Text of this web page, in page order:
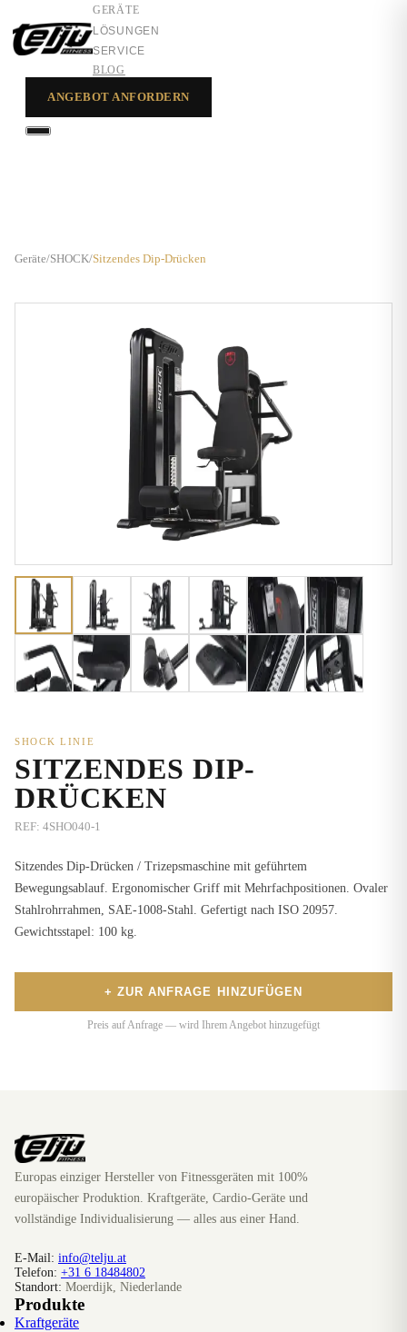
GERÄTE
LÖSUNGEN
SERVICE
BLOG
ANGEBOT ANFORDERN
Geräte/SHOCK/Sitzendes Dip-Drücken
SHOCK LINIE
SITZENDES DIP-
DRÜCKEN
REF: 4SHO040-1
Sitzendes Dip-Drücken / Trizepsmaschine mit geführtem
Bewegungsablauf. Ergonomischer Griff mit Mehrfachpositionen. Ovaler
Stahlrohrrahmen, SAE-1008-Stahl. Gefertigt nach ISO 20957.
Gewichtsstapel: 100 kg.
+ ZUR ANFRAGE HINZUFÜGEN
Preis auf Anfrage — wird Ihrem Angebot hinzugefügt
Europas einziger Hersteller von Fitnessgeräten mit 100%
europäischer Produktion. Kraftgeräte, Cardio-Geräte und
vollständige Individualisierung — alles aus einer Hand.
E-Mail: info@telju.at
Telefon: +31 6 18484802
Standort: Moerdijk, Niederlande
Produkte
Kraftgeräte